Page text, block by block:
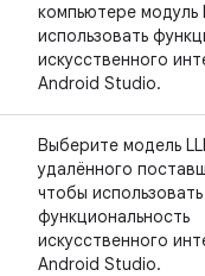
компьютере модуль
использовать
искусственного
Android Studio.
Выберите модель
удалённого
чтобы использовать
функциональность
искусственного
Android Studio.